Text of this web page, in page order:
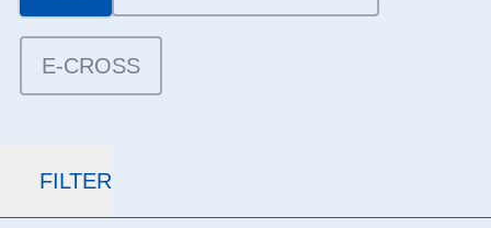
E-CROSS
FILTER